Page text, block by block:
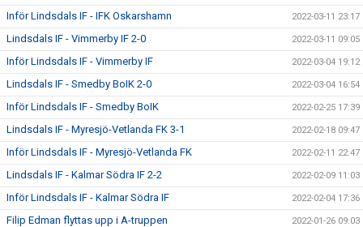
Inför Lindsdals IF - IFK Oskarshamn 2022-03-11 23:17
Lindsdals IF - Vimmerby IF 2-0 2022-03-11 09:05
Inför Lindsdals IF - Vimmerby IF 2022-03-04 19:12
Lindsdals IF - Smedby BoIK 2-0 2022-03-04 16:54
Inför Lindsdals IF - Smedby BoIK 2022-02-25 17:39
Lindsdals IF - Myresjö-Vetlanda FK 3-1 2022-02-18 09:47
Inför Lindsdals IF - Myresjö-Vetlanda FK 2022-02-11 22:47
Lindsdals IF - Kalmar Södra IF 2-2 2022-02-09 11:03
Inför Lindsdals IF - Kalmar Södra IF 2022-02-04 17:36
Filip Edman flyttas upp i A-truppen 2022-01-26 09:03